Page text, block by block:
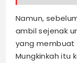
Namun,
ambil sejenak
yang membuat
Mungkinkah itu